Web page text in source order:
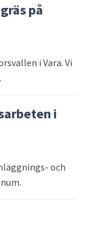
på
i Vara. Vi
i
och